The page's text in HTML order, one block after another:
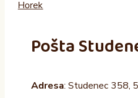
Horek
Pošta
Adresa: Studenec 358,